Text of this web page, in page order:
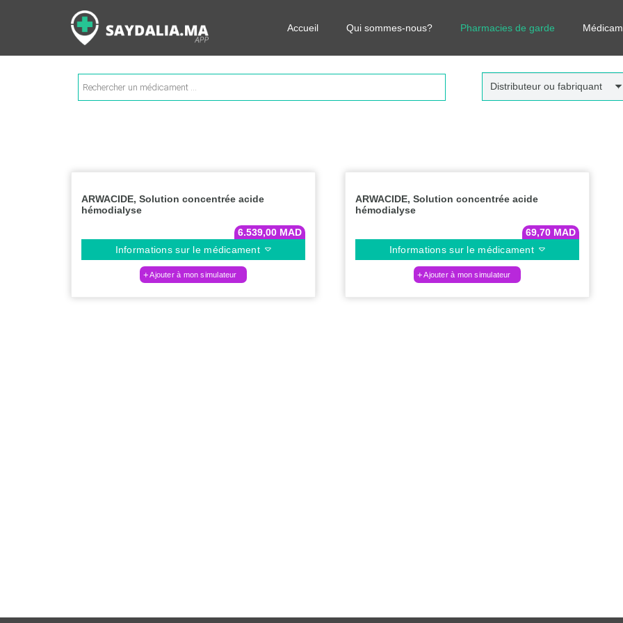
Accueil Qui sommes-nous? Pharmacies de garde
Rechercher les informations sur vos médicaments, leurs prix et estimer ainsi le coût total de votre
Recherche
de
produits
Distributeur ou fabriquant
ARWACIDE, Solution concentrée acide
hémodialyse
6.539,00 MAD
Informations sur le médicament
Ajouter à mon simulateur
ARWACIDE, Solution concentrée acide
hémodialyse
69,70 MAD
Informations sur le médicament
Ajouter à mon simulateur